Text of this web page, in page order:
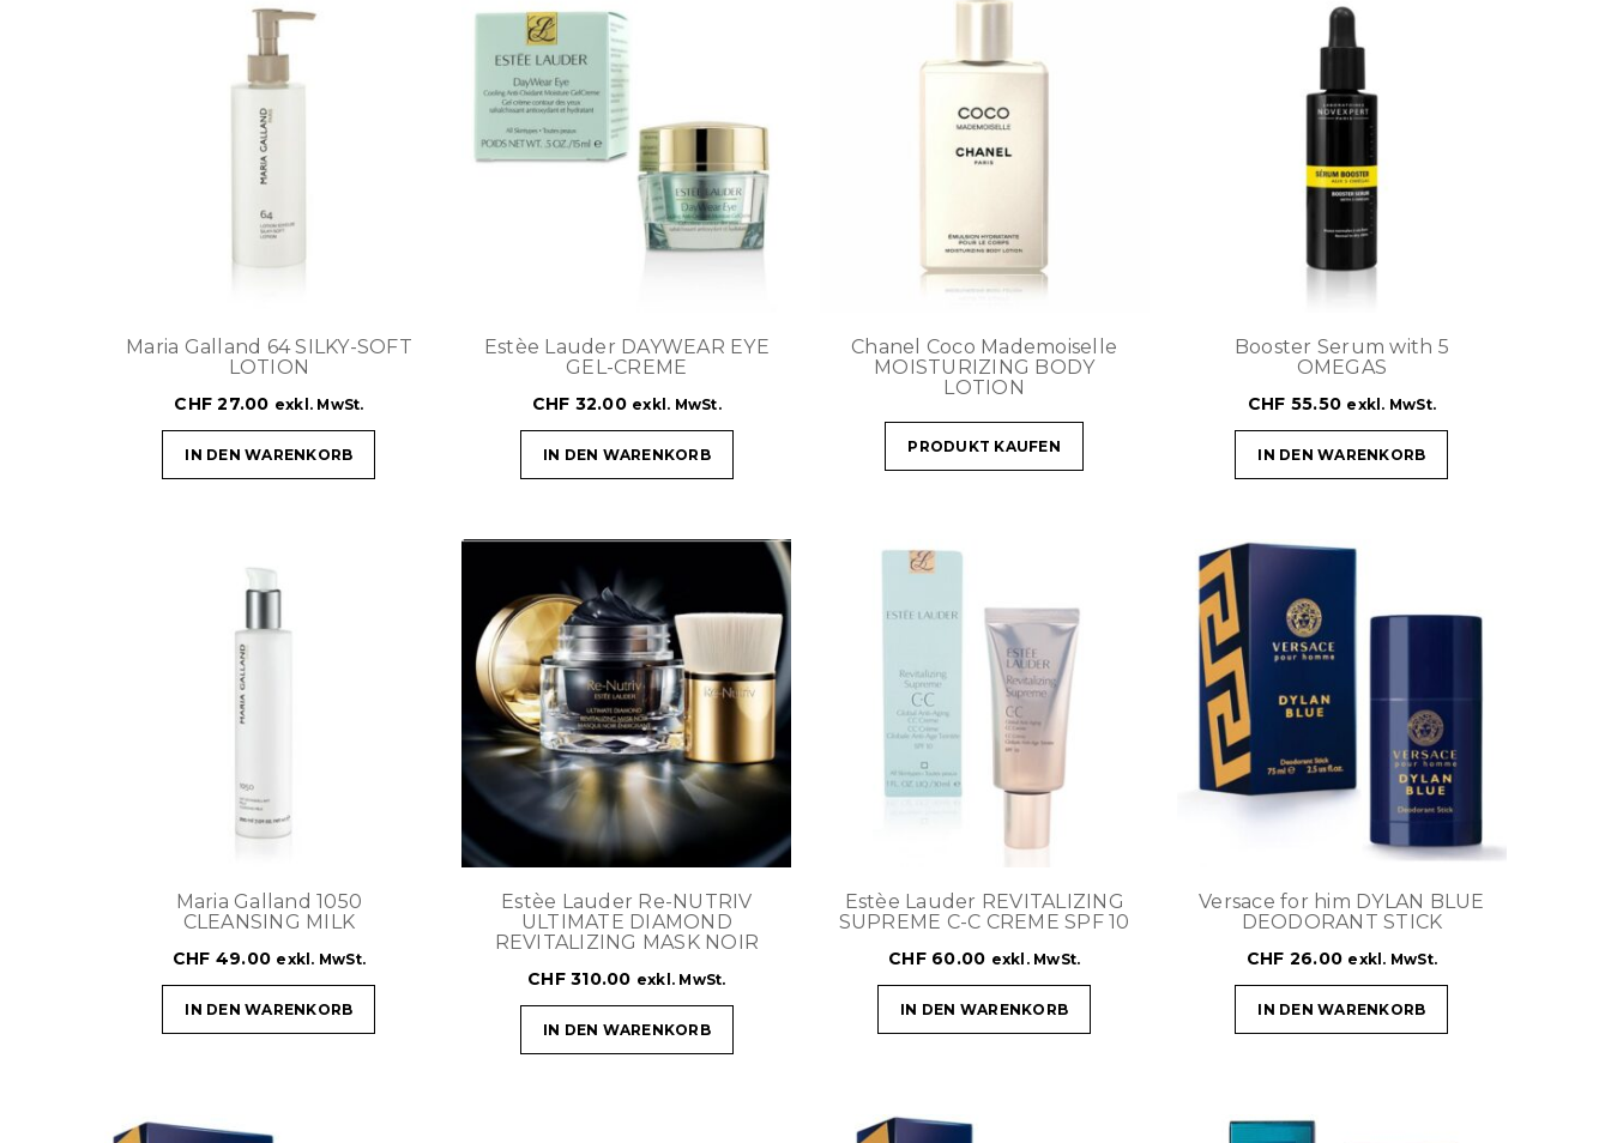
Maria Galland 64 SILKY-SOFT
LOTION
CHF 27.00 exkl. MwSt.
IN DEN WARENKORB
Estèe Lauder DAYWEAR EYE
GEL-CREME
CHF 32.00 exkl. MwSt.
IN DEN WARENKORB
Chanel Coco Mademoiselle
MOISTURIZING BODY
LOTION
PRODUKT KAUFEN
Booster Serum with 5
OMEGAS
CHF 55.50 exkl. MwSt.
IN DEN WARENKORB
Maria Galland 1050
CLEANSING MILK
CHF 49.00 exkl. MwSt.
IN DEN WARENKORB
Estèe Lauder Re-NUTRIV
ULTIMATE DIAMOND
REVITALIZING MASK NOIR
CHF310.00 exkl. MwSt.
IN DEN WARENKORB
Estèe Lauder REVITALIZING
SUPREME C-C CREME SPF 10
CHF60.00 exkl. MwSt.
IN DEN WARENKORB
Versace for him DYLAN BLUE
DEODORANT STICK
CHF 26.00 exkl. MwSt.
IN DEN WARENKORB